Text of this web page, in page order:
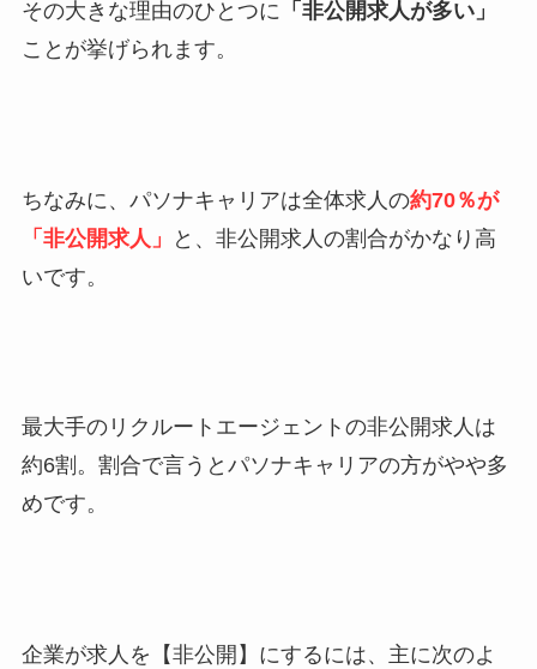
その大きな理由のひとつに 「非公開求人が多い」
ことが挙げられます。
ちなみに、パソナキャリアは全体求人の約70％が
「非公開求人」
と、非公開求人の割合がかなり高
いです。
最大手のリクルートエージェントの非公開求人は
約6割。割合で言うとパソナキャリアの方がやや多
めです。
企業が求人を【非公開】にするには、主に次のよ